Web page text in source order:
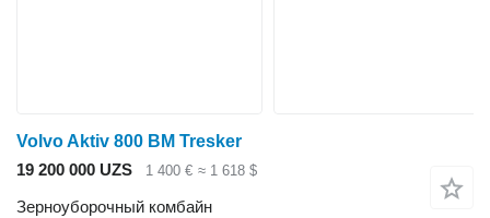
Volvo Aktiv 800 BM Tresker
19 200 000 UZS
1 400 € ≈ 1 618 $
Зерноуборочный комбайн